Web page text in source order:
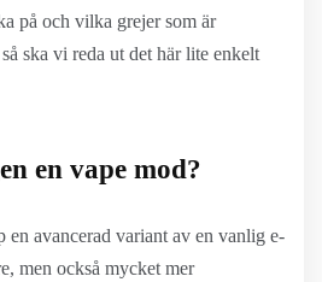
på och vilka grejer som är
ska vi reda ut det här lite enkelt
en vape mod?
en avancerad variant av en vanlig e-
men också mycket mer